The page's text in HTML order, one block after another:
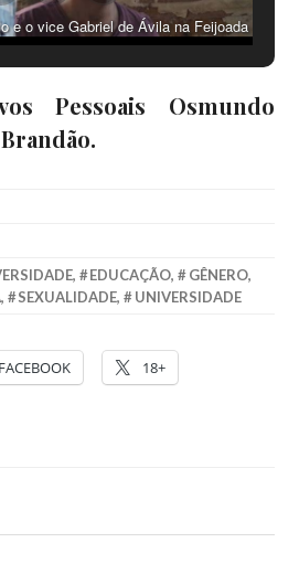
e o vice Gabriel de Ávila na Feijoada
Pessoais Osmundo
, EDUCAÇÃO, GÊNERO,
, SEXUALIDADE, UNIVERSIDADE
FACEBOOK 18+